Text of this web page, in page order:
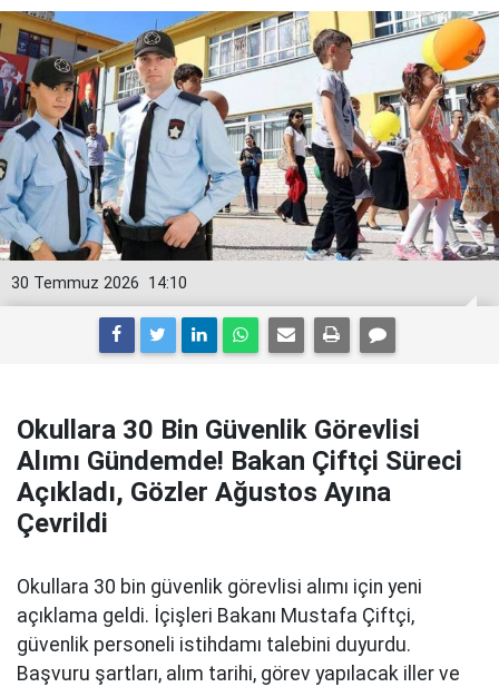
14:10
30 Temmuz 2026
Okullara 30 Bin Güvenlik Görevlisi
Alımı Gündemde! Bakan Çiftçi Süreci
Açıkladı, Gözler Ağustos Ayına
Çevrildi
Okullara 30 bin güvenlik görevlisi alımı için yeni
açıklama geldi. İçişleri Bakanı Mustafa Çiftçi,
güvenlik personeli istihdamı talebini duyurdu.
Başvuru şartları, alım tarihi, görev yapılacak iller ve